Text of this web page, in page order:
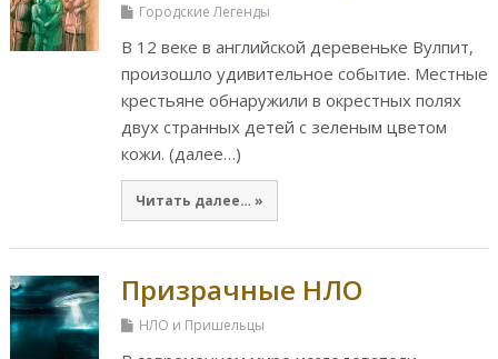
Городские Легенды
В 12 веке в английской деревеньке Вулпит,
произошло удивительное событие. Местные
крестьяне обнаружили в окрестных полях
двух странных детей с зеленым цветом
кожи. (далее…)
Читать далее… »
Призрачные НЛО
НЛО и Пришельцы